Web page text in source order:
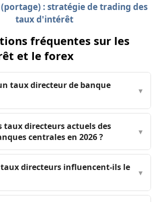
: stratégie de trading des
taux d'intérêt
fréquentes sur les
et le forex
taux directeur de banque
▾
taux directeurs actuels des
centrales en 2026 ?
▾
directeurs influencent-ils le
▾